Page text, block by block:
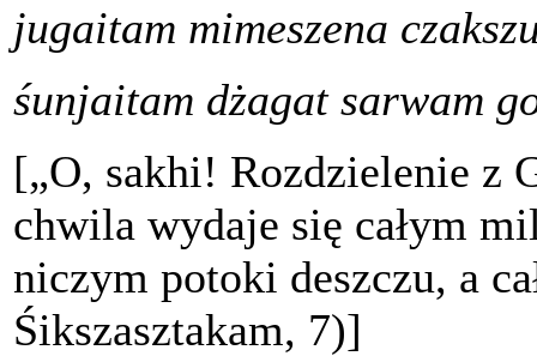
jugaitam mimeszena
śunjaitam dżagat sarwam
[„O, sakhi! Rozdzielenie z
chwila wydaje się całym
niczym potoki deszczu, a
Śikszasztakam, 7)]